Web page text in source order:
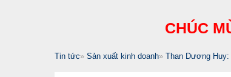
CHÚC
Tin tức» Sản xuất kinh doanh» Than Dương Huy: